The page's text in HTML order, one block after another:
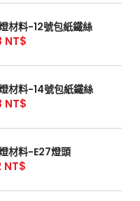
材料-12號包紙鐵絲
NT$
材料-14號包紙鐵絲
NT$
材料-E27燈頭
NT$